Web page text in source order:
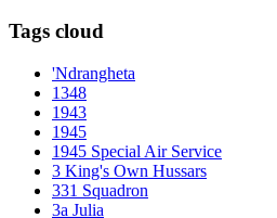
Tags cloud
'Ndrangheta
1348
1943
1945
1945 Special Air Service
3 King's Own Hussars
331 Squadron
3a Julia